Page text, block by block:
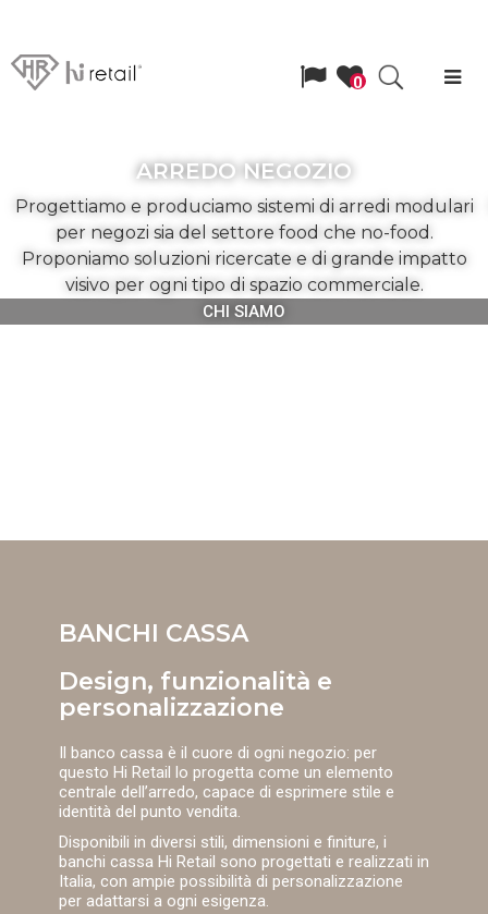
Richiedi
0 Search
ARREDO NEGOZIO
Progettiamo e produciamo sistemi di arredi modulari
per negozi sia del settore food che no-food.
Proponiamo soluzioni ricercate e di grande impatto
visivo per ogni tipo di spazio commerciale.
CHI SIAMO
BANCHI CASSA
Design, funzionalità e
personalizzazione
Il banco cassa è il cuore di ogni negozio: per
questo Hi Retail lo progetta come un elemento
centrale dell’arredo, capace di esprimere stile e
identità del punto vendita.
Disponibili in diversi stili, dimensioni e finiture, i
banchi cassa Hi Retail sono progettati e realizzati in
Italia, con ampie possibilità di personalizzazione
per adattarsi a ogni esigenza.